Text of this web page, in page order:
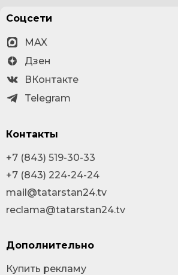
Соцсети
MAX
Дзен
ВКонтакте
Telegram
Контакты
+7 (843) 519-30-33
+7 (843) 224-24-24
mail@tatarstan24.tv
reclama@tatarstan24.tv
Дополнительно
Купить рекламу